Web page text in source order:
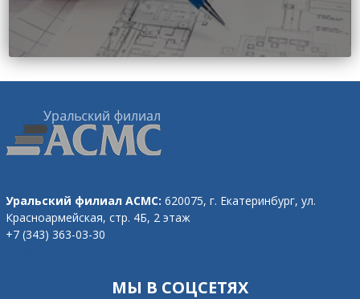
Уральский филиал АСМС: 620075, г. Екатеринбург, ул.
Красноармейская, стр. 4Б, 2 этаж
+7 (343) 363-03-30
МЫ В СОЦСЕТЯХ